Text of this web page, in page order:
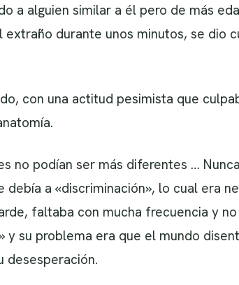
a alguien similar a él pero de más
durante unos minutos, se dio
con una actitud pesimista que
no podían ser más diferentes …
a «discriminación», lo cual era
faltaba con mucha frecuencia y
su problema era que el mundo
desesperación.